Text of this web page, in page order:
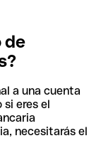
de
a una cuenta
si eres el
necesitarás el